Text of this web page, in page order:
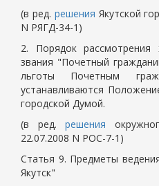
(в ред. решения Якутской
N РЯГД-34-1)
2. Порядок рассмотрения
звания "Почетный
льготы Почетным
устанавливаются
городской Думой.
(в ред.решения
22.07.2008 N РОС-7-1)
Статья 9. Предметы
Якутск"